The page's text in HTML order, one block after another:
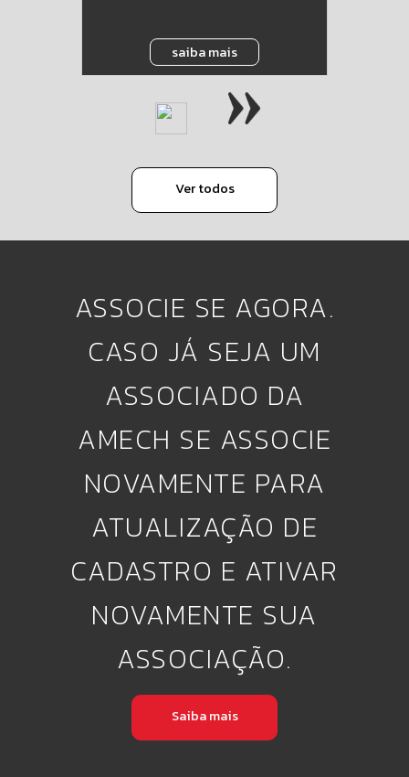
saiba mais
Ver todos
ASSOCIE SE AGORA.
CASO JÁ SEJA UM
ASSOCIADO DA
AMECH SE ASSOCIE
NOVAMENTE PARA
ATUALIZAÇÃO DE
CADASTRO E ATIVAR
NOVAMENTE SUA
ASSOCIAÇÃO.
Saiba mais